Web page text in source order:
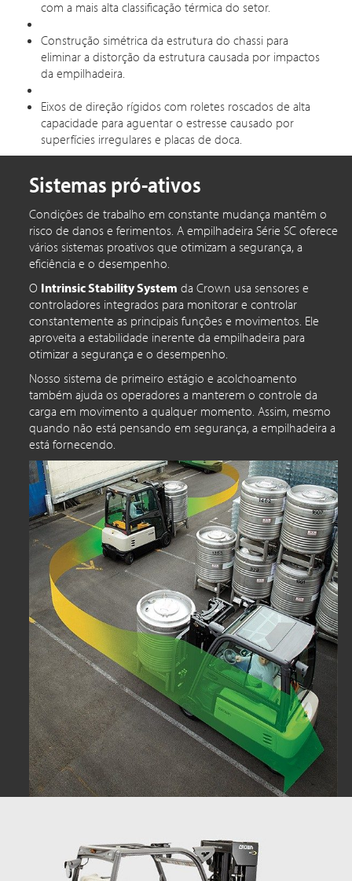
com a mais alta classificação térmica do setor.
Construção simétrica da estrutura do chassi para
eliminar a distorção da estrutura causada por impactos
da empilhadeira.
Eixos de direção rígidos com roletes roscados de alta
capacidade para aguentar o estresse causado por
superfícies irregulares e placas de doca.
Sistemas pró-ativos
Condições de trabalho em constante mudança mantêm o
risco de danos e ferimentos. A empilhadeira Série SC oferece
vários sistemas proativos que otimizam a segurança, a
eficiência e o desempenho.
O Intrinsic Stability System da Crown usa sensores e
controladores integrados para monitorar e controlar
constantemente as principais funções e movimentos. Ele
aproveita a estabilidade inerente da empilhadeira para
otimizar a segurança e o desempenho.
Nosso sistema de primeiro estágio e acolchoamento
também ajuda os operadores a manterem o controle da
carga em movimento a qualquer momento. Assim, mesmo
quando não está pensando em segurança, a empilhadeira a
está fornecendo.